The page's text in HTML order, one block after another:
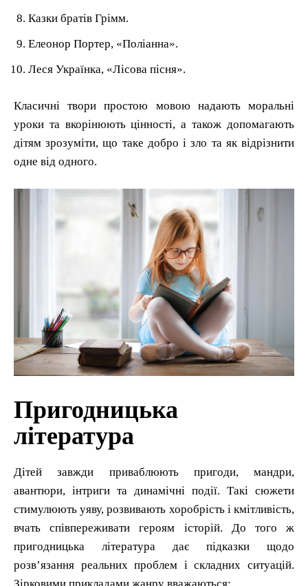
Казки братів Грімм.
Елеонор Портер, «Поліанна».
Леся Українка, «Лісова пісня».
Класичні твори простою мовою надають моральні
уроки та вкорінюють цінності, а також допомагають
дітям зрозуміти, що таке добро і зло та як відрізнити
одне від одного.
Пригодницька
література
Дітей завжди приваблюють пригоди, мандри,
авантюри, інтриги та динамічні події. Такі сюжети
стимулюють уяву, розвивають хоробрість і кмітливість,
вчать співпереживати героям історій. До того ж
пригодницька література дає підказки щодо
розв’язання реальних проблем і складних ситуацій.
Зірковими прикладами жанру вважаються: